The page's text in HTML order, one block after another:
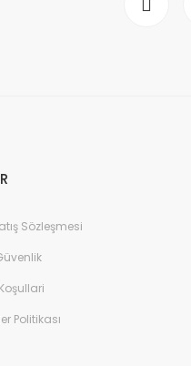
Sözleşmesi
Politikası